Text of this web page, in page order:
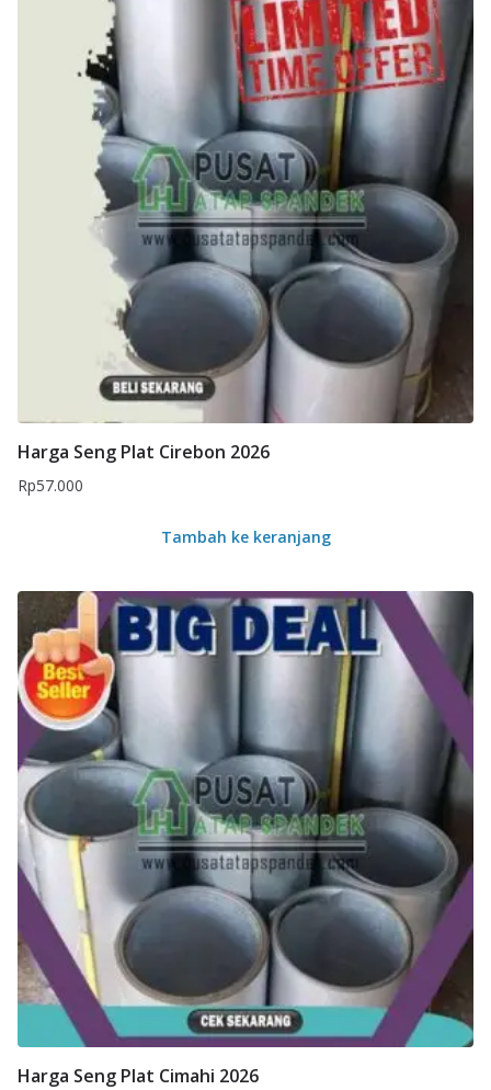
Harga Seng Plat Cirebon 2026
Rp57.000
Tambah ke keranjang
Harga Seng Plat Cimahi 2026